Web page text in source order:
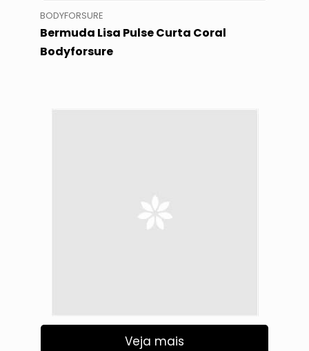
BODYFORSURE
Bermuda Lisa Pulse Curta Coral
Bodyforsure
Veja mais